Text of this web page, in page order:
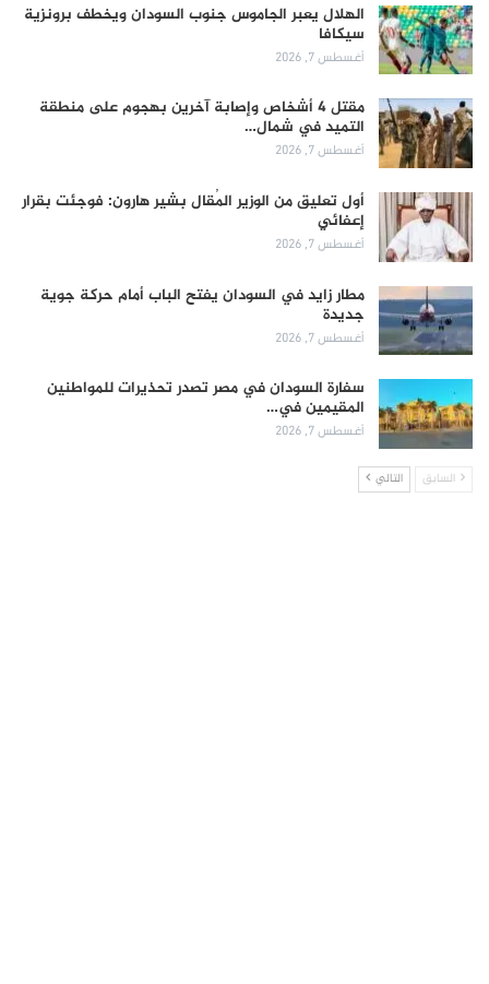
الهلال يعبر الجاموس جنوب السودان ويخطف برونزية
سيكافا
أغسطس 7, 2026
مقتل 4 أشخاص وإصابة آخرين بهجوم على منطقة
التميد في شمال…
أغسطس 7, 2026
أول تعليق من الوزير المُقال بشير هارون: فوجئت بقرار
إعفائي
أغسطس 7, 2026
مطار زايد في السودان يفتح الباب أمام حركة جوية
جديدة
أغسطس 7, 2026
سفارة السودان في مصر تصدر تحذيرات للمواطنين
المقيمين في…
أغسطس 7, 2026
السابق التالي